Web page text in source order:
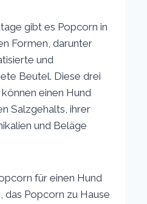
gibt es Popcorn in
Formen, darunter
und
Beutel. Diese drei
einen Hund
Salzgehalts, ihrer
und Beläge
für einen Hund
das Popcorn zu Hause